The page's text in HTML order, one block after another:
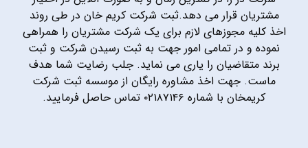
مشتریان قرار می دهد.ثبت شرکت کریم خان در طی روند
اخذ کلیه مجوزهای لازم برای یک شرکت مشتریان را همراهی
نموده و در تمامی امور جهت به ثبت رسیدن شرکت و ثبت
برند متقاضیان را یاری می نماید. جلب رضایت شما هدف
ماست. جهت اخذ مشاوره رایگان از موسسه ثبت شرکت
کریمخان با شماره ۰۲۱۸۷۱۴۶ تماس حاصل فرمایید.